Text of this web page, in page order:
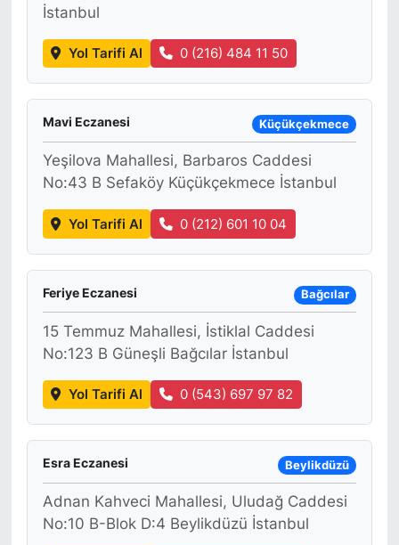
İstanbul
Yol Tarifi Al 0 (216) 484 11 50
Mavi Eczanesi Küçükçekmece
Yeşilova Mahallesi, Barbaros Caddesi
No:43 B Sefaköy Küçükçekmece İstanbul
Yol Tarifi Al 0 (212) 601 10 04
Feriye Eczanesi Bağcılar
15 Temmuz Mahallesi, İstiklal Caddesi
No:123 B Güneşli Bağcılar İstanbul
Yol Tarifi Al 0 (543) 697 97 82
Esra Eczanesi Beylikdüzü
Adnan Kahveci Mahallesi, Uludağ Caddesi
No:10 B-Blok D:4 Beylikdüzü İstanbul